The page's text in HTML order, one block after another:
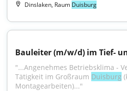
Dinslaken, Raum Duisburg
Bauleiter (m/w/d) im Tief-
"...Angenehmes Betriebsklima -
Tätigkeit im Großraum Duisburg
Montagearbeiten)..."